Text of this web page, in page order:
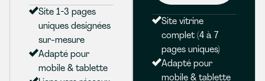
Site 1-3 pages
uniques designées
sur-mesure
Adapté pour
mobile & tablette
Site vitrine
complet (4 à 7
pages uniques)
Adapté pour
mobile & tablette